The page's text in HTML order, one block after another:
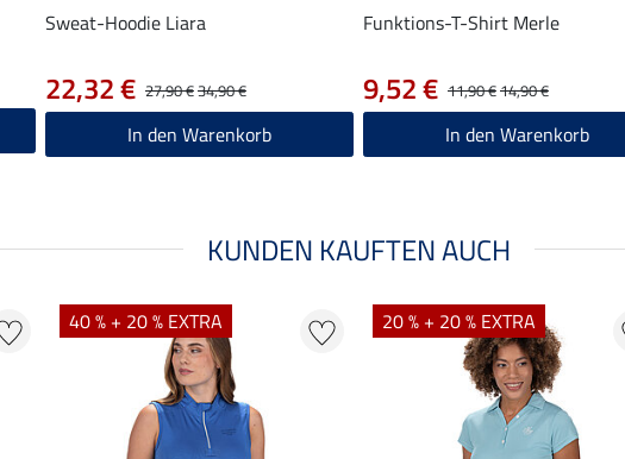
Sweat-Hoodie Liara
27,90 €34,90 €
22,32 €
In den Warenkorb
Funktions-T-Shirt Merle
11,90 €14,90 €
9,52 €
In den Warenkorb
KUNDEN KAUFTEN AUCH
40 % + 20 % EXTRA 20 % + 20 % EXTRA